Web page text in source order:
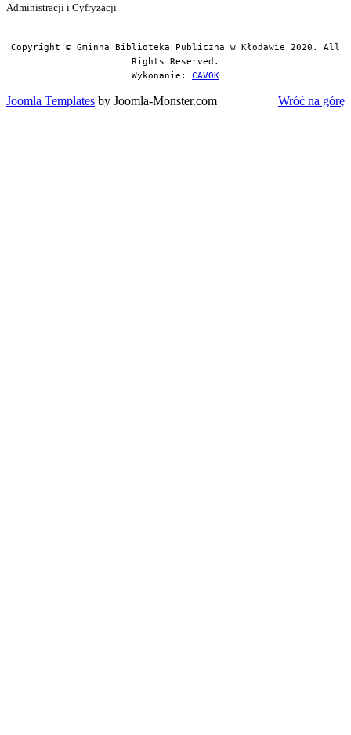
Administracji i Cyfryzacji
Copyright © Gminna Biblioteka Publiczna w Kłodawie 2020. All
Rights Reserved.
Wykonanie: CAVOK
Joomla Templates by Joomla-Monster.com Wróć na górę